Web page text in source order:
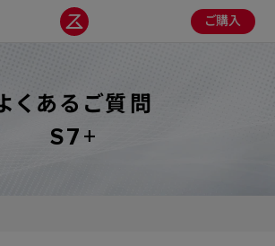
ご購入
くあるご質問
S7+